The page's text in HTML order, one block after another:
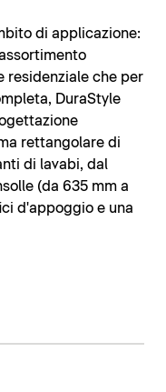
di applicazione:
residenziale che per
DuraStyle
rettangolare di
di lavabi, dal
(da 635 mm a
d'appoggio e una